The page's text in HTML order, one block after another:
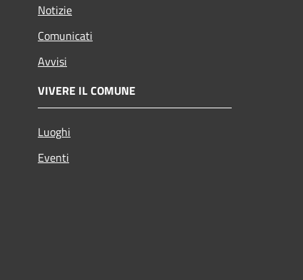
Notizie
Comunicati
Avvisi
VIVERE IL COMUNE
Luoghi
Eventi